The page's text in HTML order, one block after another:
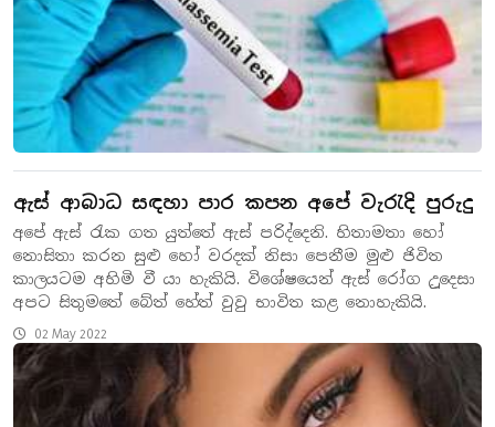
ඇස් ආබාධ සඳහා පාර කපන අපේ වැරැදි පුරුදු
අපේ ඇස් රැක ගත යුත්තේ ඇස් පරිද්දෙනි. හිතාමතා හෝ
නොසිතා කරන සුළු හෝ වරදක් නිසා පෙනීම මුළු ජිවිත
කාලයටම අහිමි වී යා හැකියි. විශේෂයෙන් ඇස් රෝග උූදෙසා
අපට සිතුමතේ බේත් හේත් වුවු භාවිත කළ නොහැකියි.
02 May 2022